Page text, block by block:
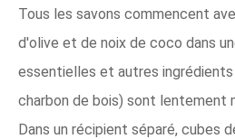
Tous les savons commencent
d'olive et de noix de coco dans
essentielles et autres
charbon de bois) sont lentement
Dans un récipient séparé, cubes